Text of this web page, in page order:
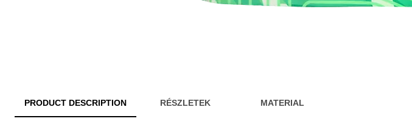
PRODUCT DESCRIPTION RÉSZLETEK MATERIAL